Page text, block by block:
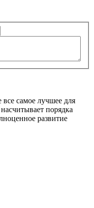
самое лучшее для
порядка
развитие